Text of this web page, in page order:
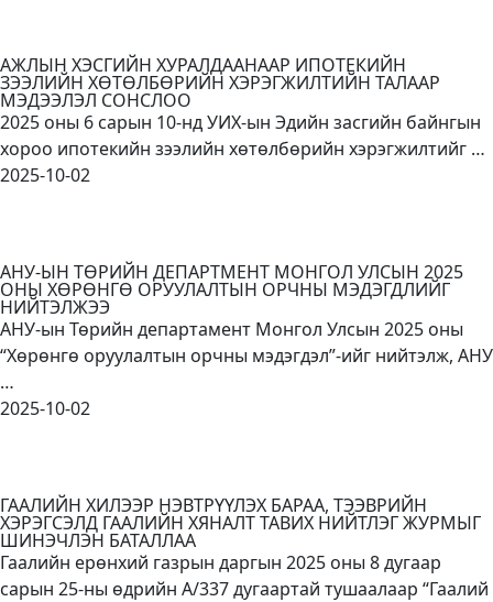
АЖЛЫН ХЭСГИЙН ХУРАЛДААНААР ИПОТЕКИЙН
ЗЭЭЛИЙН ХӨТӨЛБӨРИЙН ХЭРЭГЖИЛТИЙН ТАЛААР
МЭДЭЭЛЭЛ СОНСЛОО
2025 оны 6 сарын 10-нд УИХ-ын Эдийн засгийн байнгын
хороо ипотекийн зээлийн хөтөлбөрийн хэрэгжилтийг …
2025-10-02
АНУ-ЫН ТӨРИЙН ДЕПАРТМЕНТ МОНГОЛ УЛСЫН 2025
ОНЫ ХӨРӨНГӨ ОРУУЛАЛТЫН ОРЧНЫ МЭДЭГДЛИЙГ
НИЙТЭЛЖЭЭ
АНУ-ын Төрийн департамент Монгол Улсын 2025 оны
“Хөрөнгө оруулалтын орчны мэдэгдэл”-ийг нийтэлж, АНУ
…
2025-10-02
ГААЛИЙН ХИЛЭЭР НЭВТРҮҮЛЭХ БАРАА, ТЭЭВРИЙН
ХЭРЭГСЭЛД ГААЛИЙН ХЯНАЛТ ТАВИХ НИЙТЛЭГ ЖУРМЫГ
ШИНЭЧЛЭН БАТАЛЛАА
Гаалийн ерөнхий газрын даргын 2025 оны 8 дугаар
сарын 25-ны өдрийн А/337 дугаартай тушаалаар “Гаалий